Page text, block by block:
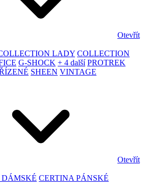
Otevřít
LADY COLLECTION
G-SHOCK + 4 další PROTREK
SHEEN VINTAGE
Otevřít
CERTINA PÁNSKÉ